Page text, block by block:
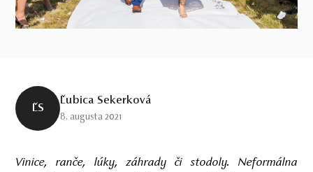
ĽS
Ľubica Sekerková
8. augusta 2021
Vinice, ranče, lúky, záhrady či stodoly. Neformálna